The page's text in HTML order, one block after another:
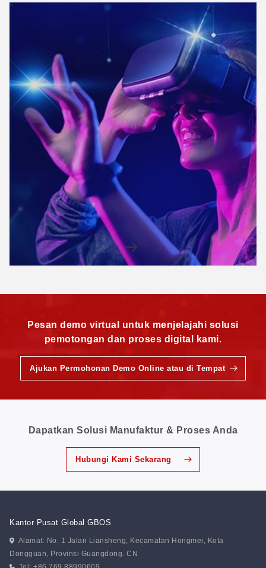
Pesan demo virtual untuk menjelajahi solusi
pemotongan dan proses digital kami.
Ajukan Permohonan Demo Online atau di Tempat
Dapatkan Solusi Manufaktur & Proses Anda
Hubungi Kami Sekarang
Kantor Pusat Global GBOS
Alamat: No. 1 Jalan Liansheng, Kecamatan Hongmei, Kota
Dongguan, Provinsi Guangdong. CN